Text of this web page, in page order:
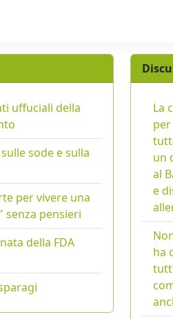
uffuciali della
sode e sulla
per vivere una
senza pensieri
della FDA
La
un
al
e
ha